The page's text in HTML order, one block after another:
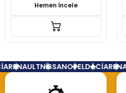
Hemen İncele
RENAULTNİSSANOPELDACİA